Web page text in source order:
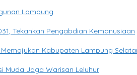
Lampung
Tekankan Pengabdian Kemanusiaan
Kabupaten Lampung
Muda Jaga Warisan Leluhur